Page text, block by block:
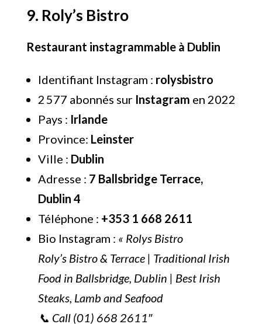
9. Roly’s Bistro
Restaurant instagrammable à Dublin
Identifiant Instagram : rolysbistro
2 577 abonnés sur Instagram en 2022
Pays : Irlande
Province: Leinster
Ville : Dublin
Adresse : 7 Ballsbridge Terrace,
Dublin 4
Téléphone : +353 1 668 2611
Bio Instagram : « Rolys Bistro
Roly’s Bistro & Terrace | Traditional Irish
Food in Ballsbridge, Dublin | Best Irish
Steaks, Lamb and Seafood
📞 Call (01) 668 2611″